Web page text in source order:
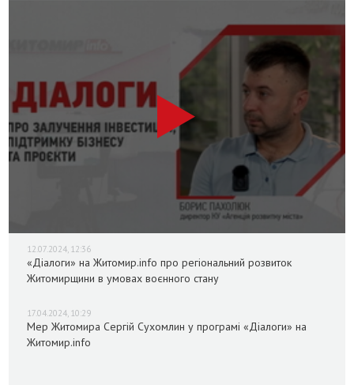
12.07.2024, 12:36
«Діалоги» на Житомир.info про регіональний розвиток
Житомирщини в умовах воєнного стану
17.04.2024, 10:29
Мер Житомира Сергій Сухомлин у програмі «Діалоги» на
Житомир.info